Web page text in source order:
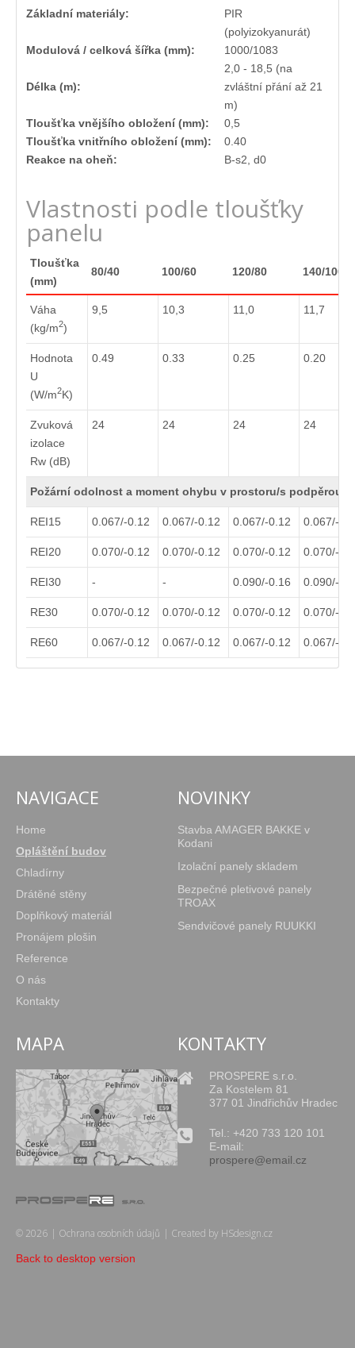
Základní materiály:
PIR
(polyizokyanurát)
Modulová / celková šířka (mm):
1000/1083
Délka (m):
2,0 - 18,5 (na
zvláštní přání až 21
m)
Tloušťka vnějšího obložení (mm):
0,5
Tloušťka vnitřního obložení (mm):
0.40
Reakce na oheň:
B-s2, d0
Vlastnosti podle tloušťky
panelu
Tloušťka
(mm)
80/40 100/60 120/80 140/100
Váha
(kg/m2)
9,5 10,3 11,0 11,7
Hodnota
U
(W/m2K)
0.49 0.33 0.25 0.20
Zvuková
izolace
Rw (dB)
24 24 24 24
Požární odolnost a moment ohybu v prostoru/s podpěrou
REI15 0.067/-0.12 0.067/-0.12 0.067/-0.12 0.067/-
REI20 0.070/-0.12 0.070/-0.12 0.070/-0.12 0.070/-
REI30 - - 0.090/-0.16 0.090/-
RE30 0.070/-0.12 0.070/-0.12 0.070/-0.12 0.070/-
RE60 0.067/-0.12 0.067/-0.12 0.067/-0.12 0.067/-
NAVIGACE
Home
Opláštění budov
Chladírny
Drátěné stěny
Doplňkový materiál
Pronájem plošin
Reference
O nás
Kontakty
NOVINKY
Stavba AMAGER BAKKE v
Kodani
Izolační panely skladem
Bezpečné pletivové panely
TROAX
Sendvičové panely RUUKKI
MAPA KONTAKTY
PROSPERE s.r.o.
Za Kostelem 81
377 01 Jindřichův Hradec
Tel.: +420 733 120 101
E-mail:
prospere@email.cz
© 2026 Ochrana osobních údajů Created by HSdesign.cz
Back to desktop version